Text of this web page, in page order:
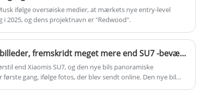
luftaffjedring og brugerdefinerbare
køretilstande.
ifølge oversøiske medier, at mærkets nye entry-level
i 2025, og dens projektnavn er "Redwood".
Xiaomi Yu7 interiørklare spionbilleder, fremskridt meget mere end SU7 -bevægelsen, kig rundt på projektionsskærmen afslører
end Xiaomis SU7, og den nye bils panoramiske
gang, ifølge fotos, der blev sendt online. Den nye bil